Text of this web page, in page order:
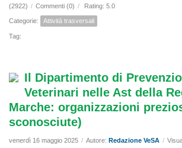
(2922) / Commenti (0) / Rating: 5.0
Categorie: Attività trasversali
Tag:
Il Dipartimento di
Veterinari nelle Ast della
Marche: organizzazioni
sconosciute)
venerdì 16 maggio 2025 / Autore: Redazione VeSA /